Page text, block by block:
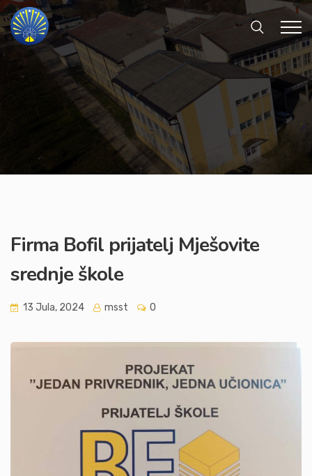
Firma Bofil prijatelj Mješovite
srednje škole
13 Jula, 2024 msst 0